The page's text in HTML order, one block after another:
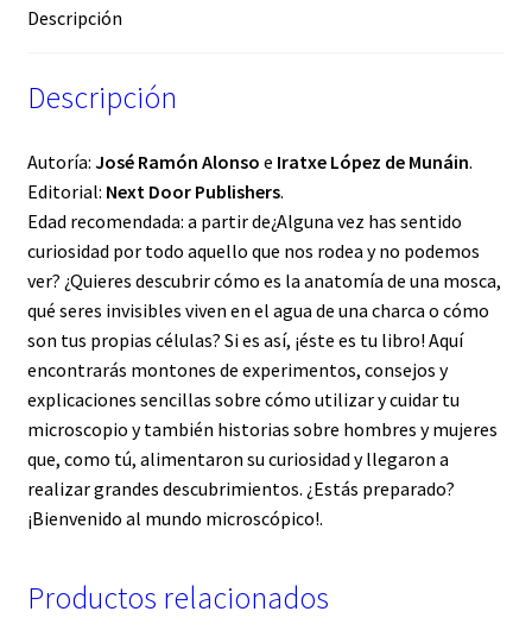
Descripción
Descripción
Autoría: José Ramón Alonso e Iratxe López de Munáin.
Editorial: Next Door Publishers.
Edad recomendada: a partir de¿Alguna vez has sentido
curiosidad por todo aquello que nos rodea y no podemos
ver? ¿Quieres descubrir cómo es la anatomía de una mosca,
qué seres invisibles viven en el agua de una charca o cómo
son tus propias células? Si es así, ¡éste es tu libro! Aquí
encontrarás montones de experimentos, consejos y
explicaciones sencillas sobre cómo utilizar y cuidar tu
microscopio y también historias sobre hombres y mujeres
que, como tú, alimentaron su curiosidad y llegaron a
realizar grandes descubrimientos. ¿Estás preparado?
¡Bienvenido al mundo microscópico!.
Productos relacionados